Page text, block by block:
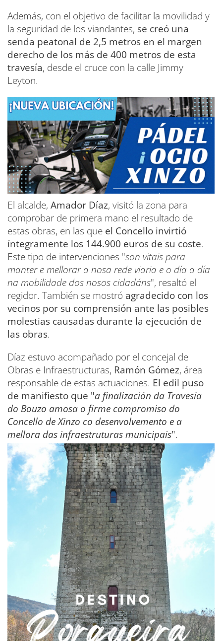
Además, con el objetivo de facilitar la movilidad y
la seguridad de los viandantes, se creó una
senda peatonal de 2,5 metros en el margen
derecho de los más de 400 metros de esta
travesía, desde el cruce con la calle Jimmy
Leyton.
El alcalde, Amador Díaz, visitó la zona para
comprobar de primera mano el resultado de
estas obras, en las que el Concello invirtió
íntegramente los 144.900 euros de su coste.
Este tipo de intervenciones "son vitais para
manter e mellorar a nosa rede viaria e o día a día
na mobilidade dos nosos cidadáns", resaltó el
regidor. También se mostró agradecido con los
vecinos por su comprensión ante las posibles
molestias causadas durante la ejecución de
las obras.
Díaz estuvo acompañado por el concejal de
Obras e Infraestructuras, Ramón Gómez, área
responsable de estas actuaciones. El edil puso
de manifiesto que "a finalización da Travesía
do Bouzo amosa o firme compromiso do
Concello de Xinzo co desenvolvemento e a
mellora das infraestruturas municipais".